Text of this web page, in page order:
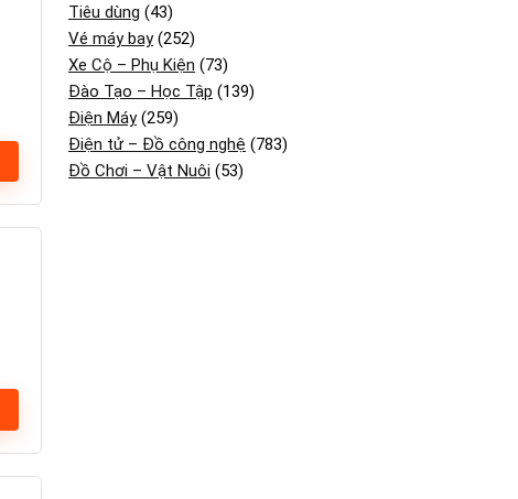
Tiêu dùng (43)
Vé máy bay(252)
Xe Cộ – Phụ Kiện (73)
Đào Tạo – Học Tập (139)
Điện Máy(259)
Điện tử – Đồ công nghệ (783)
Đồ Chơi – Vật Nuôi (53)